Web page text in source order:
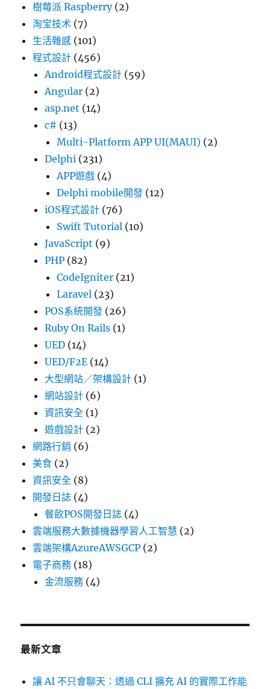
樹莓派 Raspberry(2)
淘宝技术 (7)
生活雜感 (101)
程式設計 (456)
Android程式設計 (59)
Angular (2)
asp.net (14)
c# (13)
Multi-Platform APP UI(MAUI) (2)
Delphi (231)
APP遊戲 (4)
Delphi mobile開發 (12)
iOS程式設計 (76)
Swift Tutorial (10)
JavaScript (9)
PHP (82)
CodeIgniter (21)
Laravel (23)
POS系統開發 (26)
Ruby On Rails (1)
UED (14)
UED/F2E (14)
大型網站／架構設計 (1)
網站設計 (6)
資訊安全 (1)
遊戲設計 (2)
網路行銷 (6)
美食 (2)
資訊安全 (8)
開發日誌 (4)
餐飲POS開發日誌 (4)
雲端服務大數據機器學習人工智慧 (2)
雲端架構AzureAWSGCP (2)
電子商務 (18)
金流服務 (4)
最新文章
讓 AI 不只會聊天：透過 CLI 擴充 AI 的實際工作能